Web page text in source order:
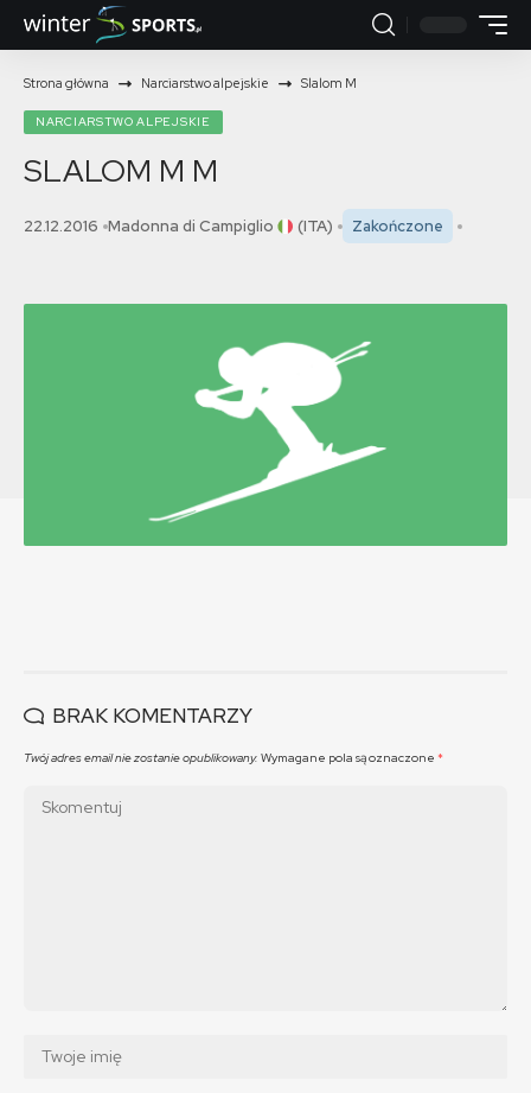
Strona główna Narciarstwo alpejskie Slalom M
NARCIARSTWO ALPEJSKIE
SLALOM M M
22.12.2016 Madonna di Campiglio (ITA) Zakończone
BRAK KOMENTARZY
Twój adres email nie zostanie opublikowany. Wymagane pola są oznaczone *